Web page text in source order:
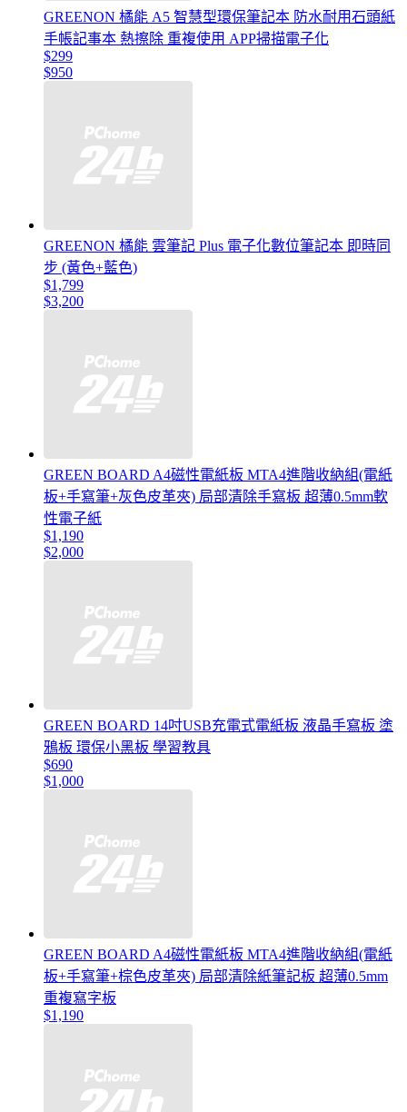
GREENON 橘能 A5 智慧型環保筆記本 防水耐用石頭紙
手帳記事本 熱擦除 重複使用 APP掃描電子化
$299
$950
GREENON 橘能 雲筆記 Plus 電子化數位筆記本 即時同
步 (黃色+藍色)
$1,799
$3,200
GREEN BOARD A4磁性電紙板 MTA4進階收納組(電紙
板+手寫筆+灰色皮革夾) 局部清除手寫板 超薄0.5mm軟
性電子紙
$1,190
$2,000
GREEN BOARD 14吋USB充電式電紙板 液晶手寫板 塗
鴉板 環保小黑板 學習教具
$690
$1,000
GREEN BOARD A4磁性電紙板 MTA4進階收納組(電紙
板+手寫筆+棕色皮革夾) 局部清除紙筆記板 超薄0.5mm
重複寫字板
$1,190